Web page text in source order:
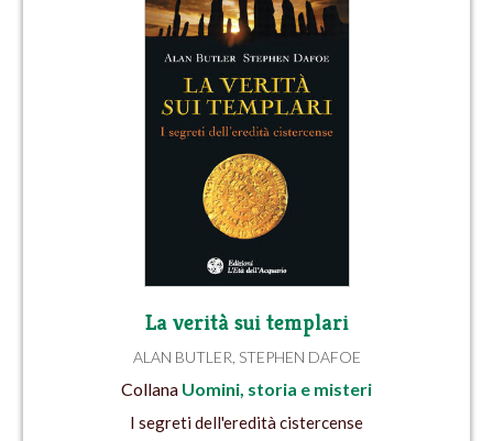
La verità sui templari
ALAN BUTLER STEPHEN DAFOE
Collana Uomini, storia e misteri
I segreti dell'eredità cistercense